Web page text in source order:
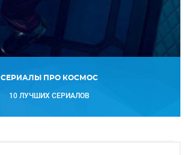
СЕРИАЛЫ ПРО КОСМОС
10 ЛУЧШИХ СЕРИАЛОВ